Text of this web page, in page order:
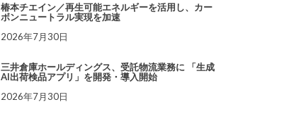
椿本チエイン／再生可能エネルギーを活用し、カー
ボンニュートラル実現を加速
2026年7月30日
三井倉庫ホールディングス、受託物流業務に 「生成
AI出荷検品アプリ」を開発・導入開始
2026年7月30日